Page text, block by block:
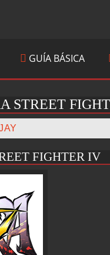
GUÍA BÁSICA
STREET
FIGHTER IV